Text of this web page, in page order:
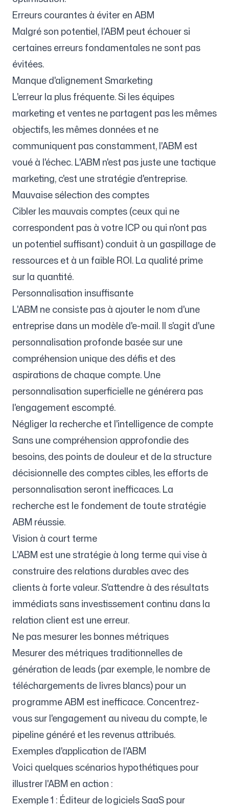
Erreurs courantes à éviter en ABM
Malgré son potentiel, l'ABM peut échouer si
certaines erreurs fondamentales ne sont pas
évitées.
Manque d'alignement Smarketing
L'erreur la plus fréquente. Si les équipes
marketing et ventes ne partagent pas les mêmes
objectifs, les mêmes données et ne
communiquent pas constamment, l'ABM est
voué à l'échec. L'ABM n'est pas juste une tactique
marketing, c'est une stratégie d'entreprise.
Mauvaise sélection des comptes
Cibler les mauvais comptes (ceux qui ne
correspondent pas à votre ICP ou qui n'ont pas
un potentiel suffisant) conduit à un gaspillage de
ressources et à un faible ROI. La qualité prime
sur la quantité.
Personnalisation insuffisante
L'ABM ne consiste pas à ajouter le nom d'une
entreprise dans un modèle d'e-mail. Il s'agit d'une
personnalisation profonde basée sur une
compréhension unique des défis et des
aspirations de chaque compte. Une
personnalisation superficielle ne générera pas
l'engagement escompté.
Négliger la recherche et l'intelligence de compte
Sans une compréhension approfondie des
besoins, des points de douleur et de la structure
décisionnelle des comptes cibles, les efforts de
personnalisation seront inefficaces. La
recherche est le fondement de toute stratégie
ABM réussie.
Vision à court terme
L'ABM est une stratégie à long terme qui vise à
construire des relations durables avec des
clients à forte valeur. S'attendre à des résultats
immédiats sans investissement continu dans la
relation client est une erreur.
Ne pas mesurer les bonnes métriques
Mesurer des métriques traditionnelles de
génération de leads (par exemple, le nombre de
téléchargements de livres blancs) pour un
programme ABM est inefficace. Concentrez-
vous sur l'engagement au niveau du compte, le
pipeline généré et les revenus attribués.
Exemples d'application de l'ABM
Voici quelques scénarios hypothétiques pour
illustrer l'ABM en action :
Exemple 1 : Éditeur de logiciels SaaS pour